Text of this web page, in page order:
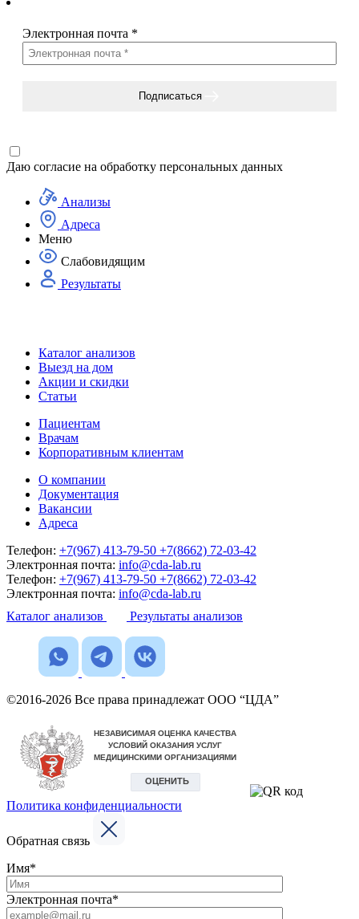
Электронная почта *
Подписаться
Даю согласие на обработку персональных данных
Анализы
Адреса
Меню
Слабовидящим
Результаты
Каталог анализов
Выезд на дом
Акции и скидки
Статьи
Пациентам
Врачам
Корпоративным клиентам
О компании
Документация
Вакансии
Адреса
Телефон: +7(967) 413-79-50 +7(8662) 72-03-42
Электронная почта: info@cda-lab.ru
Телефон: +7(967) 413-79-50 +7(8662) 72-03-42
Электронная почта: info@cda-lab.ru
Каталог анализов
Результаты анализов
©2016-2026 Все права принадлежат ООО “ЦДА”
Политика конфиденциальности
Обратная связь
Имя*
Электронная почта*